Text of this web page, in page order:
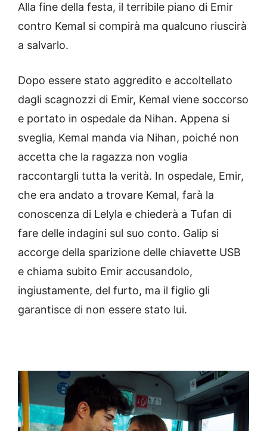
Alla fine della festa, il terribile piano di Emir
contro Kemal si compirà ma qualcuno riuscirà
a salvarlo.
Dopo essere stato aggredito e accoltellato
dagli scagnozzi di Emir, Kemal viene soccorso
e portato in ospedale da Nihan. Appena si
sveglia, Kemal manda via Nihan, poiché non
accetta che la ragazza non voglia
raccontargli tutta la verità. In ospedale, Emir,
che era andato a trovare Kemal, farà la
conoscenza di Lelyla e chiederà a Tufan di
fare delle indagini sul suo conto. Galip si
accorge della sparizione delle chiavette USB
e chiama subito Emir accusandolo,
ingiustamente, del furto, ma il figlio gli
garantisce di non essere stato lui.